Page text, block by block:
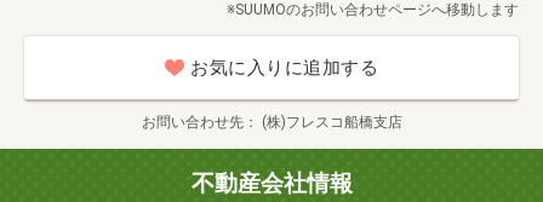
※SUUMOのお問い合わせページへ移動します
お気に入りに追加する
お問い合わせ先 (株)フレスコ船橋支店
不動産会社情報